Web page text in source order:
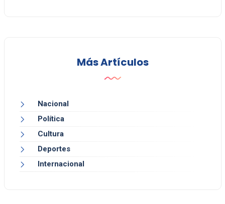
Más Artículos
Nacional
Política
Cultura
Deportes
Internacional